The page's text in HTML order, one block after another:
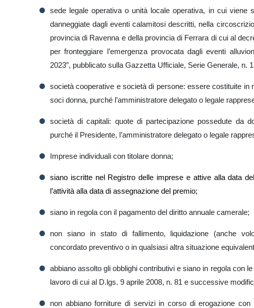
sede legale operativa o unità locale operativa, in cui viene
danneggiate dagli eventi calamitosi descritti, nella
provincia di Ravenna e della provincia di Ferrara di cui al
per fronteggiare l’emergenza provocata dagli eventi
2023”, pubblicato sulla Gazzetta Ufficiale, Serie Generale, n.
società cooperative e società di persone: essere costituite in
soci donna, purché l’amministratore delegato o legale
società di capitali: quote di partecipazione possedute da
purché il Presidente, l’amministratore delegato o legale
Imprese individuali con titolare donna;
siano iscritte nel Registro delle imprese e attive alla data
l’attività alla data di assegnazione del premio;
siano in regola con il pagamento del diritto annuale camerale;
non siano in stato di fallimento, liquidazione (anche
concordato preventivo o in qualsiasi altra situazione
abbiano assolto gli obblighi contributivi e siano in regola con
lavoro di cui al D.lgs. 9 aprile 2008, n. 81 e successive
non abbiano forniture di servizi in corso di erogazione